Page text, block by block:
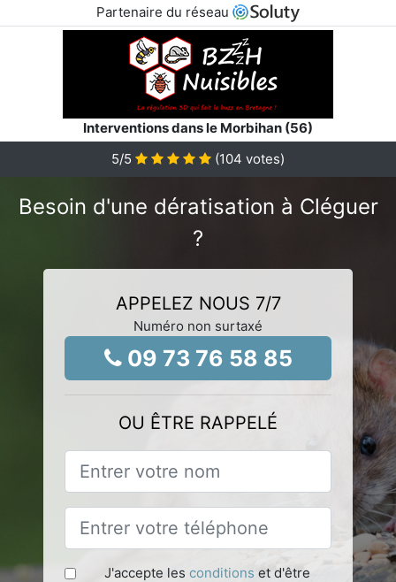
Partenaire du réseau
Interventions dans le Morbihan (56)
5/5 (104 votes)
Besoin d'une dératisation à Cléguer
?
APPELEZ NOUS 7/7
Numéro non surtaxé
09 73 76 58 85
OU ÊTRE RAPPELÉ
J'accepte les conditions et d'être